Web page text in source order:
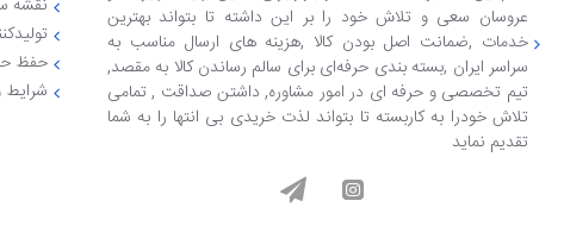
عروسان سعی و تلاش خود را بر این داشته تا بتواند بهترین
خدمات ,ضمانت اصل بودن کالا ,هزینه های ارسال مناسب به
سراسر ایران ,بسته بندی حرفه‌ای برای سالم رساندن کالا به مقصد,
تیم تخصصی و حرفه ای در امور مشاوره, داشتن صداقت , تمامی
تلاش خودرا به کاربسته تا بتواند لذت خریدی بی انتها را به شما
تقدیم نماید
نقشه
حفظ
شرایط